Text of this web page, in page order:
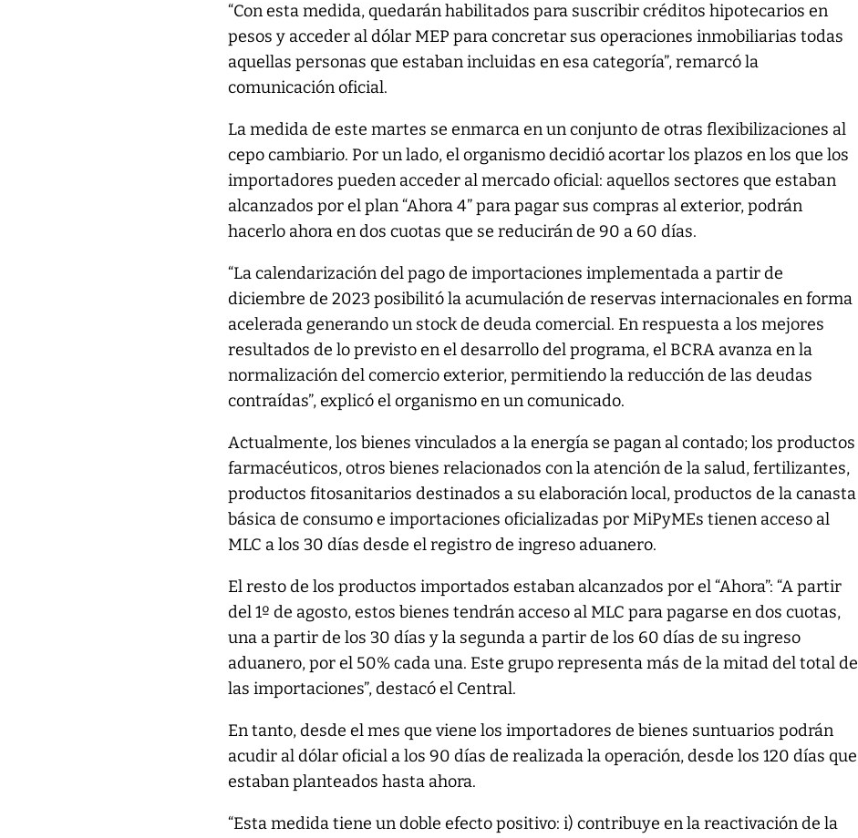
“Con esta medida, quedarán habilitados para suscribir créditos hipotecarios en
pesos y acceder al dólar MEP para concretar sus operaciones inmobiliarias todas
aquellas personas que estaban incluidas en esa categoría”, remarcó la
comunicación oficial.
La medida de este martes se enmarca en un conjunto de otras flexibilizaciones al
cepo cambiario. Por un lado, el organismo decidió acortar los plazos en los que los
importadores pueden acceder al mercado oficial: aquellos sectores que estaban
alcanzados por el plan “Ahora 4” para pagar sus compras al exterior, podrán
hacerlo ahora en dos cuotas que se reducirán de 90 a 60 días.
“La calendarización del pago de importaciones implementada a partir de
diciembre de 2023 posibilitó la acumulación de reservas internacionales en forma
acelerada generando un stock de deuda comercial. En respuesta a los mejores
resultados de lo previsto en el desarrollo del programa, el BCRA avanza en la
normalización del comercio exterior, permitiendo la reducción de las deudas
contraídas”, explicó el organismo en un comunicado.
Actualmente, los bienes vinculados a la energía se pagan al contado; los productos
farmacéuticos, otros bienes relacionados con la atención de la salud, fertilizantes,
productos fitosanitarios destinados a su elaboración local, productos de la canasta
básica de consumo e importaciones oficializadas por MiPyMEs tienen acceso al
MLC a los 30 días desde el registro de ingreso aduanero.
El resto de los productos importados estaban alcanzados por el “Ahora”: “A partir
del 1º de agosto, estos bienes tendrán acceso al MLC para pagarse en dos cuotas,
una a partir de los 30 días y la segunda a partir de los 60 días de su ingreso
aduanero, por el 50% cada una. Este grupo representa más de la mitad del total de
las importaciones”, destacó el Central.
En tanto, desde el mes que viene los importadores de bienes suntuarios podrán
acudir al dólar oficial a los 90 días de realizada la operación, desde los 120 días que
estaban planteados hasta ahora.
“Esta medida tiene un doble efecto positivo: i) contribuye en la reactivación de la